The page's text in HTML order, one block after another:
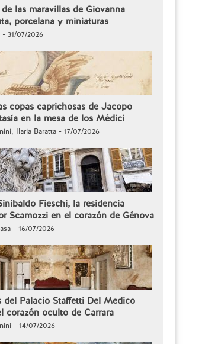
las maravillas de Giovanna
porcelana y miniaturas
- 31/07/2026
copas caprichosas de Jacopo
en la mesa de los Médici
Ilaria Baratta - 17/07/2026
Fieschi, la residencia
Scamozzi en el corazón de Génova
- 16/07/2026
del Palacio Staffetti Del Medico
corazón oculto de Carrara
- 14/07/2026